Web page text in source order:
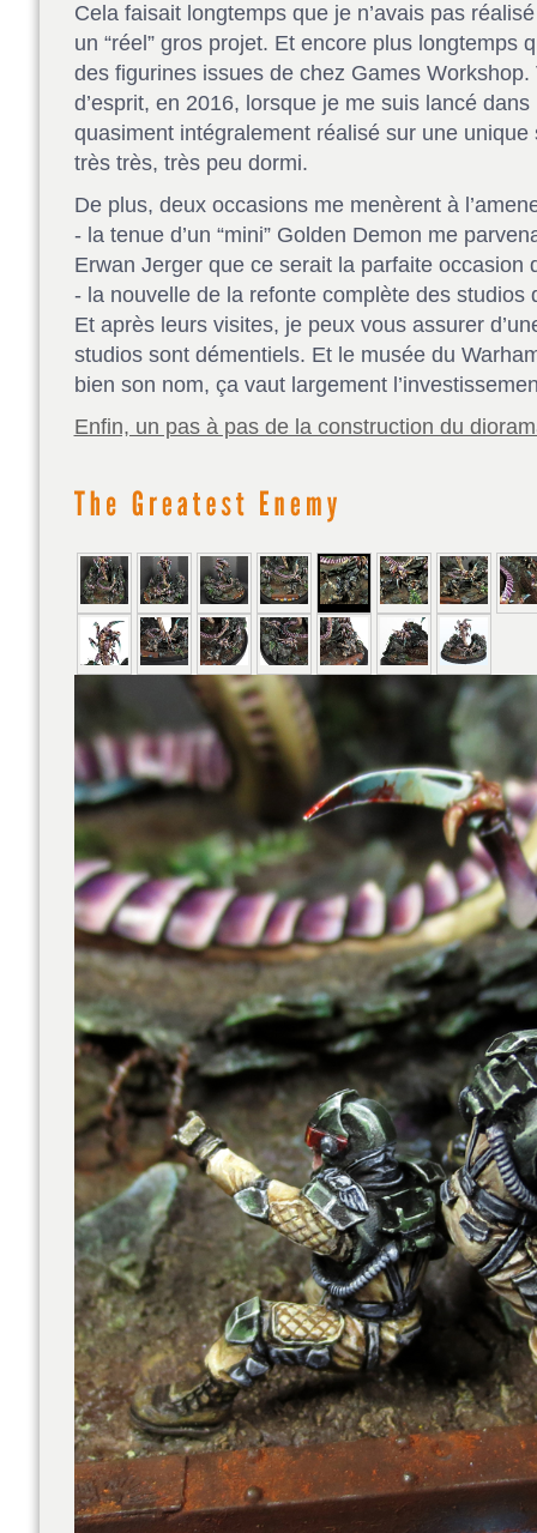
Cela faisait longtemps que je n’avais pas
un “réel” gros projet. Et encore plus longtemps
des figurines issues de chez Games
d’esprit, en 2016, lorsque je me suis lancé
quasiment intégralement réalisé sur une
très très, très peu dormi.
De plus, deux occasions me menèrent à
- la tenue d’un “mini” Golden Demon me
Erwan Jerger que ce serait la parfaite occasion
- la nouvelle de la refonte complète des studios
Et après leurs visites, je peux vous assurer
studios sont démentiels. Et le musée du
bien son nom, ça vaut largement
Enfin, un pas à pas de la construction du